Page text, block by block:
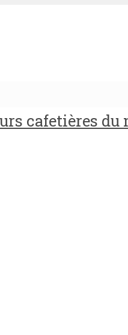
cafetières du